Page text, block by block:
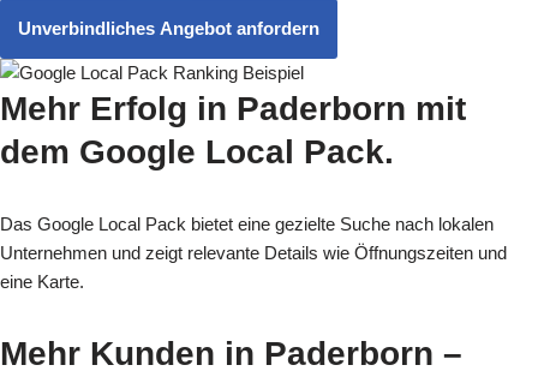
Unverbindliches Angebot anfordern
Mehr Erfolg in Paderborn mit
dem Google Local Pack.
Das Google Local Pack bietet eine gezielte Suche nach lokalen
Unternehmen und zeigt relevante Details wie Öffnungszeiten und
eine Karte.
Mehr Kunden in Paderborn –